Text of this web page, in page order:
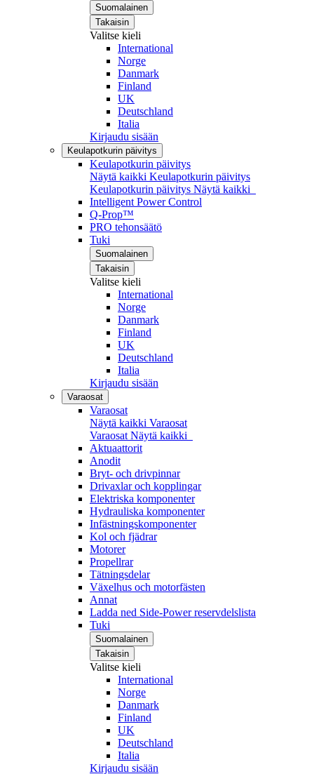
Suomalainen
Takaisin
Valitse kieli
International
Norge
Danmark
Finland
UK
Deutschland
Italia
Kirjaudu sisään
Keulapotkurin päivitys
Keulapotkurin päivitys
Näytä kaikki Keulapotkurin päivitys
Keulapotkurin päivitys Näytä kaikki
Intelligent Power Control
Q-Prop™
PRO tehonsäätö
Tuki
Suomalainen
Takaisin
Valitse kieli
International
Norge
Danmark
Finland
UK
Deutschland
Italia
Kirjaudu sisään
Varaosat
Varaosat
Näytä kaikki Varaosat
Varaosat Näytä kaikki
Aktuaattorit
Anodit
Bryt- och drivpinnar
Drivaxlar och kopplingar
Elektriska komponenter
Hydrauliska komponenter
Infästningskomponenter
Kol och fjädrar
Motorer
Propellrar
Tätningsdelar
Växelhus och motorfästen
Annat
Ladda ned Side-Power reservdelslista
Tuki
Suomalainen
Takaisin
Valitse kieli
International
Norge
Danmark
Finland
UK
Deutschland
Italia
Kirjaudu sisään